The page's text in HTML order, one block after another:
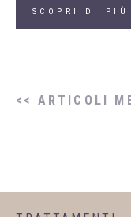
SCOPRI DI PIÙ
<< ARTICOLI